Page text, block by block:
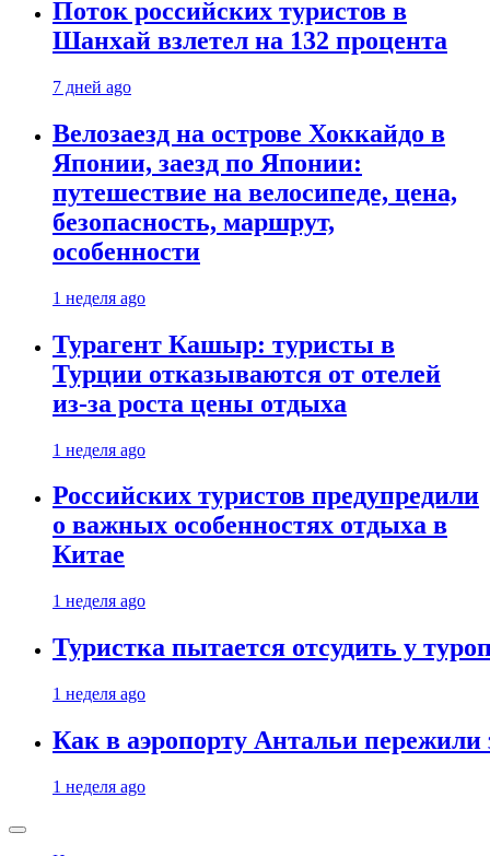
Поток российских туристов в
Шанхай взлетел на 132 процента
7 дней ago
Велозаезд на острове Хоккайдо в
Японии, заезд по Японии:
путешествие на велосипеде, цена,
безопасность, маршрут,
особенности
1 неделя ago
Турагент Кашыр: туристы в
Турции отказываются от отелей
из-за роста цены отдыха
1 неделя ago
Российских туристов предупредили
о важных особенностях отдыха в
Китае
1 неделя ago
Туристка пытается отсудить у
1 неделя ago
Как в аэропорту Антальи
1 неделя ago